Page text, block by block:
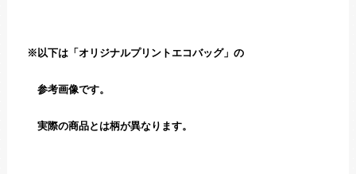
※以下は「オリジナルプリントエコバッグ」の
参考画像です。
実際の商品とは柄が異なります。